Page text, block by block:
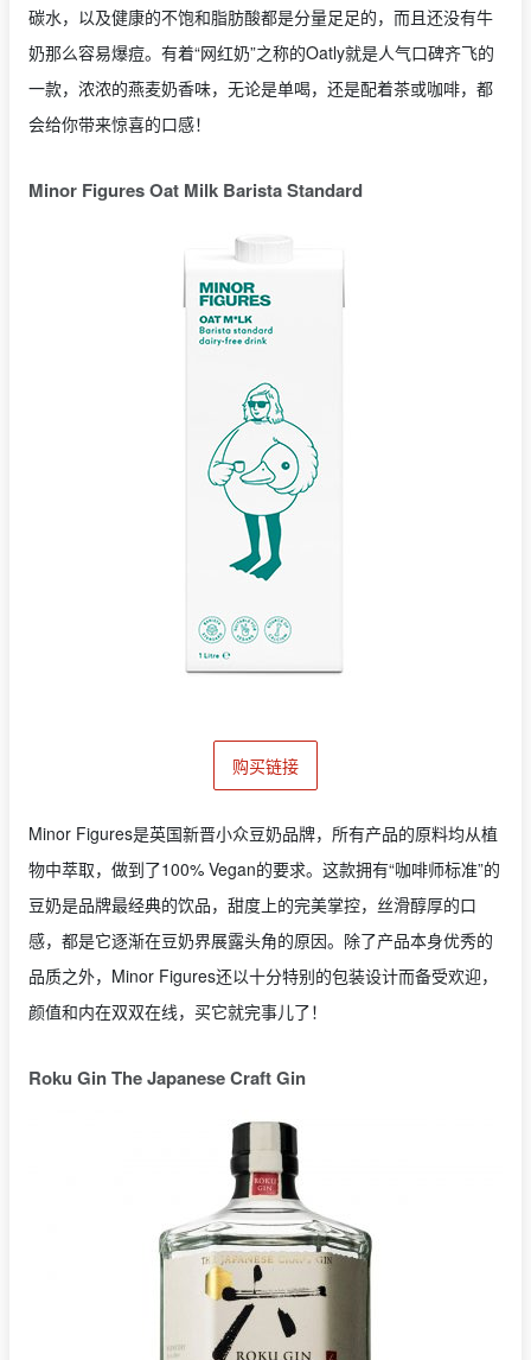
碳水，以及健康的不饱和脂肪酸都是分量足足的，而且还没有牛
奶那么容易爆痘。有着“网红奶”之称的Oatly就是人气口碑齐飞的
一款，浓浓的燕麦奶香味，无论是单喝，还是配着茶或咖啡，都
会给你带来惊喜的口感！
Minor Figures Oat Milk Barista Standard
购买链接
Minor Figures是英国新晋小众豆奶品牌，所有产品的原料均从植
物中萃取，做到了100% Vegan的要求。这款拥有“咖啡师标准”的
豆奶是品牌最经典的饮品，甜度上的完美掌控，丝滑醇厚的口
感，都是它逐渐在豆奶界展露头角的原因。除了产品本身优秀的
品质之外，Minor Figures还以十分特别的包装设计而备受欢迎，
颜值和内在双双在线，买它就完事儿了！
Roku Gin The Japanese Craft Gin